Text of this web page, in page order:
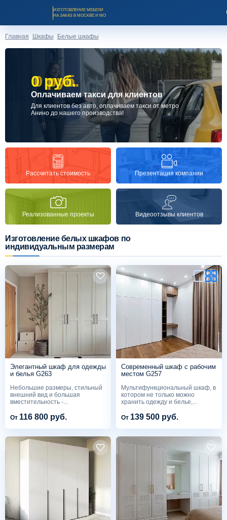
ИЗГОТОВЛЕНИЕ МЕБЕЛИ
НА ЗАКАЗ В МОСКВЕ И МО
Заказать звонок
Каталог мебели на заказ
Оплата и доставка
Рассрочка и кредит
Схема работы
Акции и скидки
Портфолио
Видеоотзывы
Контакты
Главная Шкафы Белые шкафы
0 руб.
0 руб.
Оплачиваем такси для клиентов
Для клиентов без авто, оплачиваем такси от метро
Анино до нашего производства!
Рассчитать стоимость Презентация компании
Реализованные проекты Видеоотзывы клиентов
Изготовление белых шкафов по
индивидуальным размерам
Элегантный шкаф для одежды
и белья G263
Небольшие размеры, стильный
внешний вид и большая
вместительность -...
От 116 800 руб.
Современный шкаф с рабочим
местом G257
Мультифункциональный шкаф, в
котором не только можно
хранить одежду и белье,...
От 139 500 руб.